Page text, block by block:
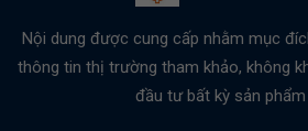
Nội dung được cung cấp nhằm mục
thông tin thị trường tham khảo, không
đầu tư bất kỳ sản phẩm